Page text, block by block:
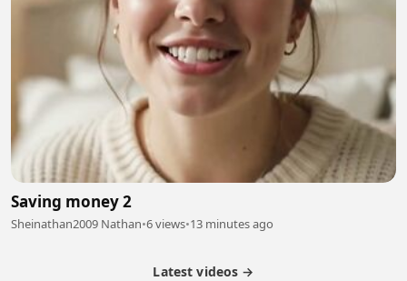
Saving money 2
Sheinathan2009 Nathan•6 views•13 minutes ago
Latest videos →